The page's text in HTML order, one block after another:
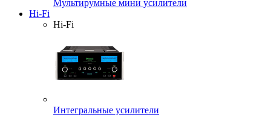
Мультирумные мини усилители
Hi-Fi
Hi-Fi
Интегральные усилители